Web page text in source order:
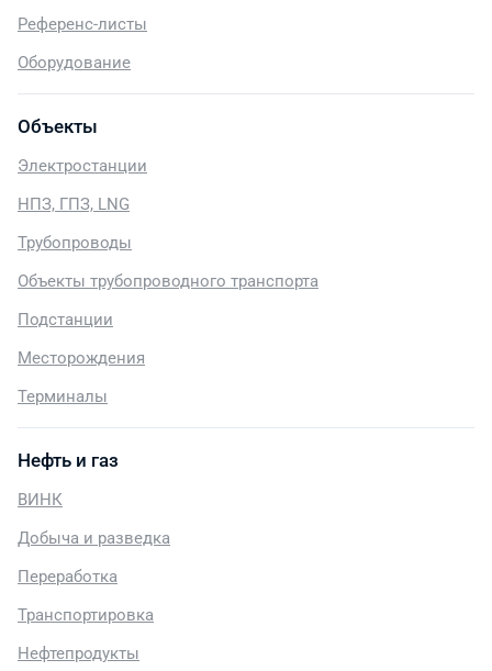
Референс-листы
Оборудование
Объекты
Электростанции
НПЗ, ГПЗ, LNG
Трубопроводы
Объекты трубопроводного транспорта
Подстанции
Месторождения
Терминалы
Нефть и газ
ВИНК
Добыча и разведка
Переработка
Транспортировка
Нефтепродукты